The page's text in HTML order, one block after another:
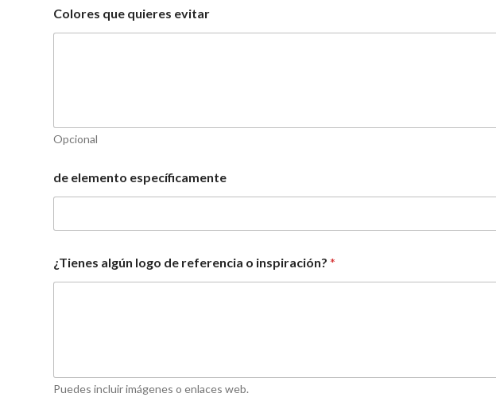
Colores que quieres evitar
Opcional
de elemento específicamente
¿Tienes algún logo de referencia o inspiración?*
Puedes incluir imágenes o enlaces web.